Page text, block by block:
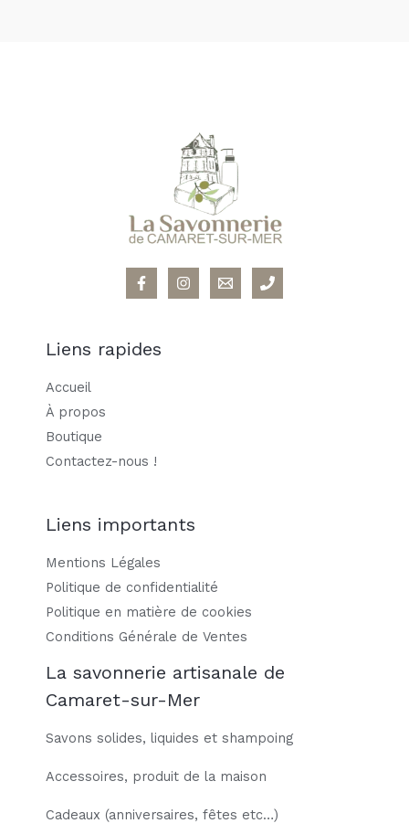
Liens rapides
Accueil
À propos
Boutique
Contactez-nous !
Liens importants
Mentions Légales
Politique de confidentialité
Politique en matière de cookies
Conditions Générale de Ventes
La savonnerie artisanale de
Camaret-sur-Mer
Savons solides, liquides et shampoing
Accessoires, produit de la maison
Cadeaux (anniversaires, fêtes etc…)